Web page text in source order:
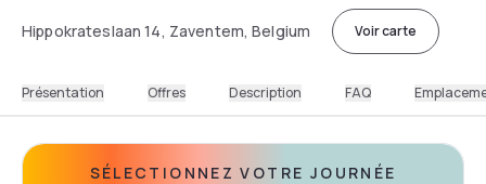
Hippokrateslaan 14, Zaventem, Belgium Voir carte
Présentation Offres Description FAQ
SÉLECTIONNEZ VOTRE JOURNÉE